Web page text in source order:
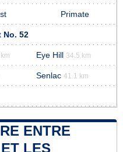
Primate
No. 52
Eye Hill 34.5 km
Senlac 41.1 km
ENTRE
LES